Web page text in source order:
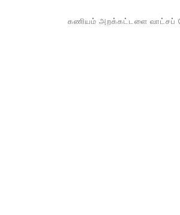
கணியம் அறக்கட்டளை வாட்சப்